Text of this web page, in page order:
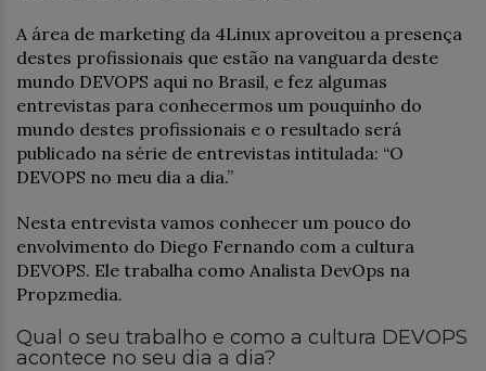
A área de marketing da 4Linux aproveitou a presença
destes profissionais que estão na vanguarda deste
mundo DEVOPS aqui no Brasil, e fez algumas
entrevistas para conhecermos um pouquinho do
mundo destes profissionais e o resultado será
publicado na série de entrevistas intitulada: “O
DEVOPS no meu dia a dia.”
Nesta entrevista vamos conhecer um pouco do
envolvimento do Diego Fernando com a cultura
DEVOPS. Ele trabalha como Analista DevOps na
Propzmedia.
Qual o seu trabalho e como a cultura DEVOPS
acontece no seu dia a dia?